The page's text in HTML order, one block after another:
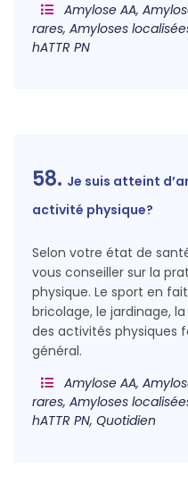
Amylose AA,
rares, Amyloses
hATTR PN
58. Je suis atteint
activité physique?
Selon votre état de
vous conseiller sur la
physique. Le sport en
bricolage, le jardinage,
des activités physiques
général.
Amylose AA,
rares, Amyloses
hATTR PN, Quotidien